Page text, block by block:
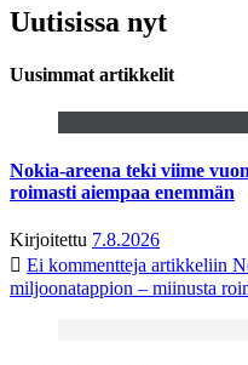
Uutisissa nyt
Uusimmat artikkelit
Nokia-areena teki viime
roimasti aiempaa enemmän
Kirjoitettu 7.8.2026
Ei kommentteja artikkeliin
miljoonatappion – miinusta